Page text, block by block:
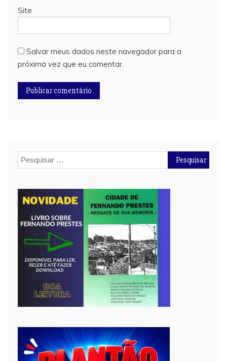
Site
Salvar meus dados neste navegador para a
próxima vez que eu comentar.
Pesquisar
por: